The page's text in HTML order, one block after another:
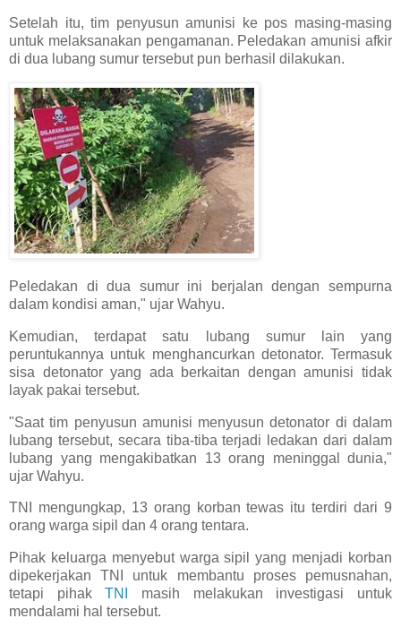
Setelah itu, tim penyusun amunisi ke pos masing-masing
untuk melaksanakan pengamanan. Peledakan amunisi afkir
di dua lubang sumur tersebut pun berhasil dilakukan.
Peledakan di dua sumur ini berjalan dengan sempurna
dalam kondisi aman," ujar Wahyu.
Kemudian, terdapat satu lubang sumur lain yang
peruntukannya untuk menghancurkan detonator. Termasuk
sisa detonator yang ada berkaitan dengan amunisi tidak
layak pakai tersebut.
"Saat tim penyusun amunisi menyusun detonator di dalam
lubang tersebut, secara tiba-tiba terjadi ledakan dari dalam
lubang yang mengakibatkan 13 orang meninggal dunia,"
ujar Wahyu.
TNI mengungkap, 13 orang korban tewas itu terdiri dari 9
orang warga sipil dan 4 orang tentara.
Pihak keluarga menyebut warga sipil yang menjadi korban
dipekerjakan TNI untuk membantu proses pemusnahan,
tetapi pihakTNI masih melakukan investigasi untuk
mendalami hal tersebut.